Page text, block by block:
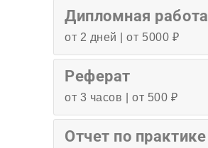
Дипломная работа
от 2 дней | от 5000 ₽
Реферат
от 3 часов | от 500 ₽
Отчет по практике